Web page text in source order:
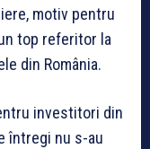
motiv pentru
top referitor la
din România.
investitori din
întregi nu s-au